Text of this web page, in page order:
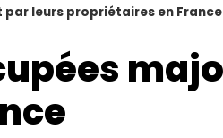
leurs propriétaires en France